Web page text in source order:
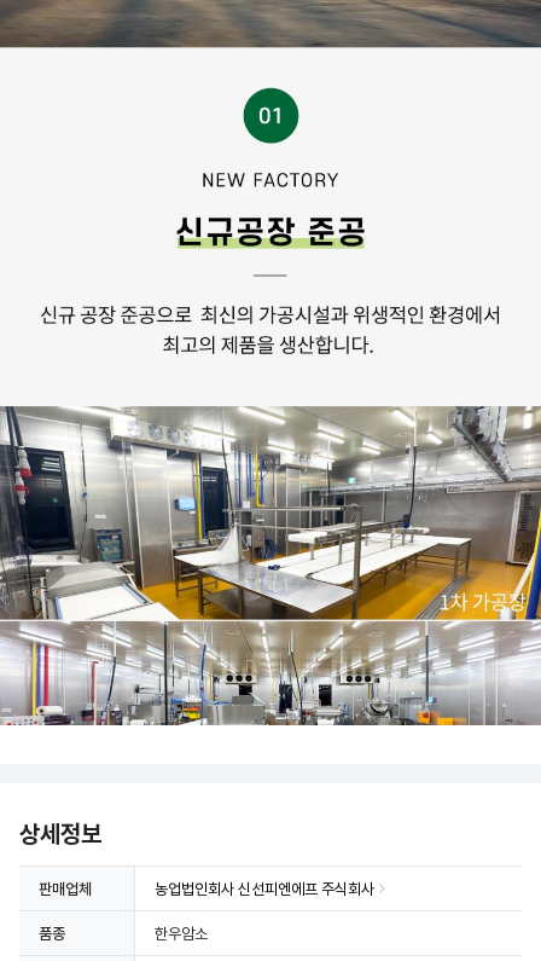
상세정보
판매업체 농업법인회사 신선피엔에프 주식회사
품종 한우암소